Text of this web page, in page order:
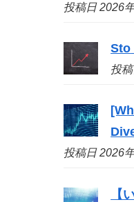
投稿日 2026
Sto
投
投稿日 2026
【